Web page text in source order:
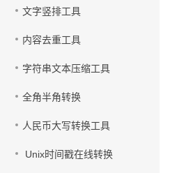
文字竖排工具
内容去重工具
字符串文本压缩工具
全角半角转换
人民币大写转换工具
Unix时间戳在线转换